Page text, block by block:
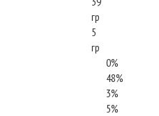
гр
5
гр
0%
48%
3%
5%